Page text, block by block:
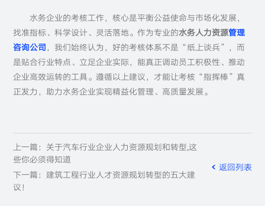
水务企业的考核工作，核心是平衡公益使命与市场化发展，
找准指标、科学设计、灵活落地。作为专业的水务人力资源管理
咨询公司 ，我们始终认为，好的考核体系不是“纸上谈兵”，而
是贴合行业特点、立足企业实际，能真正调动员工积极性、推动
企业高效运转的工具。遵循以上建议，才能让考核“指挥棒”真
正发力，助力水务企业实现精益化管理、高质量发展。
上一篇：关于汽车行业企业人力资源规划和转型,这
些你必须得知道
下一篇：建筑工程行业人才资源规划转型的五大建
议！
返回列表